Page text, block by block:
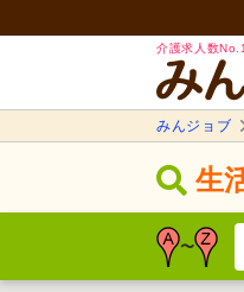
介護求人数No.1
みんジョブ
生
〜